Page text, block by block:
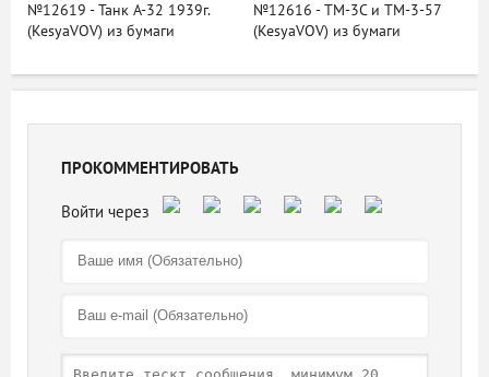
№12619 - Танк А-32 1939г.
(KesyaVOV) из бумаги
№12616 - ТМ-3С и ТМ-3-57
(KesyaVOV) из бумаги
ПРОКОММЕНТИРОВАТЬ